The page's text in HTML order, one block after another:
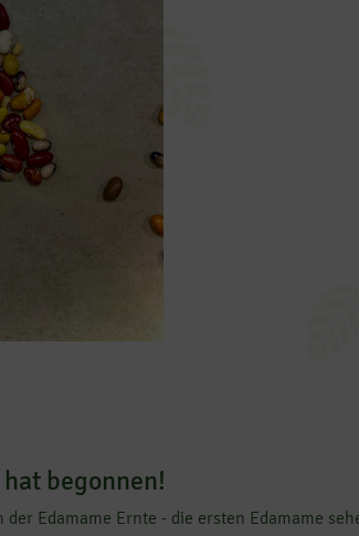
begonnen!
Edamame Ernte - die ersten Edamame